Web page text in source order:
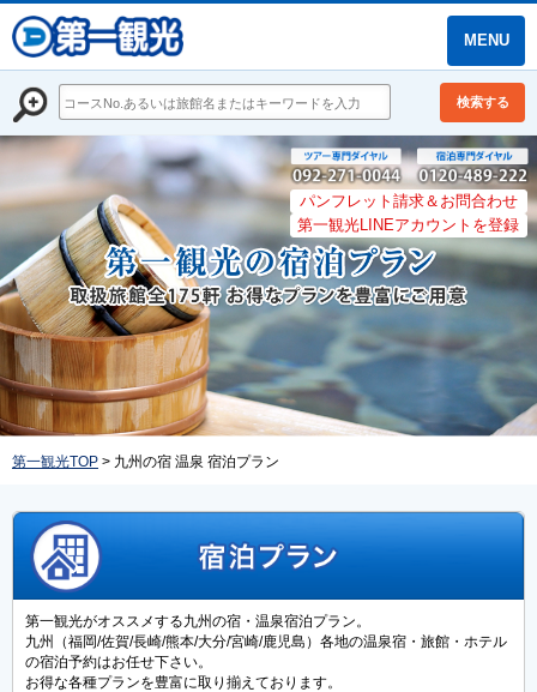
MENU
検索する
パンフレット請求＆お問合わせ
第一観光LINEアカウントを登録
第一観光TOP > 九州の宿 温泉 宿泊プラン
第一観光がオススメする九州の宿・温泉宿泊プラン。
九州（福岡/佐賀/長崎/熊本/大分/宮崎/鹿児島）各地の温泉宿・旅館・ホテル
の宿泊予約はお任せ下さい。
お得な各種プランを豊富に取り揃えております。